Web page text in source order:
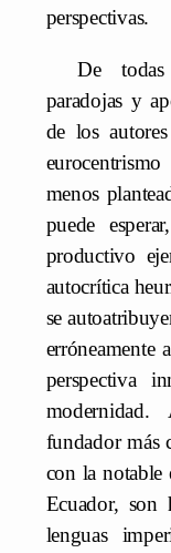
perspectivas.
De todas
paradojas y
de los
menos
puede
productivo
autocrítica
se
erróneamente
perspectiva
fundador más
con la notable
Ecuador, son
lenguas